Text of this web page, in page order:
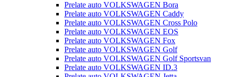
Prelate auto VOLKSWAGEN Bora
Prelate auto VOLKSWAGEN Caddy
Prelate auto VOLKSWAGEN Cross Polo
Prelate auto VOLKSWAGEN EOS
Prelate auto VOLKSWAGEN Fox
Prelate auto VOLKSWAGEN Golf
Prelate auto VOLKSWAGEN Golf Sportsvan
Prelate auto VOLKSWAGEN ID.3